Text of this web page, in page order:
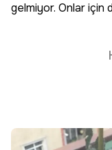
gelmiyor. Onlar için